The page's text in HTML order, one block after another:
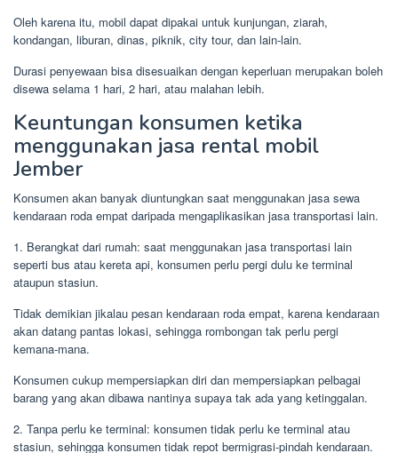
Oleh karena itu, mobil dapat dipakai untuk kunjungan, ziarah,
kondangan, liburan, dinas, piknik, city tour, dan lain-lain.
Durasi penyewaan bisa disesuaikan dengan keperluan merupakan boleh
disewa selama 1 hari, 2 hari, atau malahan lebih.
Keuntungan konsumen ketika
menggunakan jasa rental mobil
Jember
Konsumen akan banyak diuntungkan saat menggunakan jasa sewa
kendaraan roda empat daripada mengaplikasikan jasa transportasi lain.
1. Berangkat dari rumah: saat menggunakan jasa transportasi lain
seperti bus atau kereta api, konsumen perlu pergi dulu ke terminal
ataupun stasiun.
Tidak demikian jikalau pesan kendaraan roda empat, karena kendaraan
akan datang pantas lokasi, sehingga rombongan tak perlu pergi
kemana-mana.
Konsumen cukup mempersiapkan diri dan mempersiapkan pelbagai
barang yang akan dibawa nantinya supaya tak ada yang ketinggalan.
2. Tanpa perlu ke terminal: konsumen tidak perlu ke terminal atau
stasiun, sehingga konsumen tidak repot bermigrasi-pindah kendaraan.